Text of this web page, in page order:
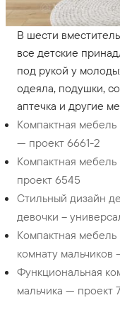
В шести
все детские
под рукой у
одеяла, подушки,
аптечка и другие
Компактная мебель
— проект 6661-2
Компактная
проект 6545
Стильный дизайн
девочки –
Компактная
комнату мальчиков
Функциональная
мальчика — проект